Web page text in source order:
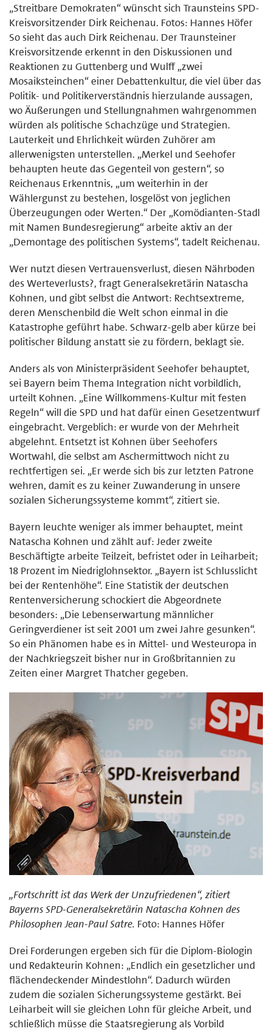
„Streitbare Demokraten“ wünscht sich Traunsteins SPD-
Kreisvorsitzender Dirk Reichenau. Fotos: Hannes Höfer
So sieht das auch Dirk Reichenau. Der Traunsteiner
Kreisvorsitzende erkennt in den Diskussionen und
Reaktionen zu Guttenberg und Wulff „zwei
Mosaiksteinchen“ einer Debattenkultur, die viel über das
Politik- und Politikerverständnis hierzulande aussagen,
wo Äußerungen und Stellungnahmen wahrgenommen
würden als politische Schachzüge und Strategien.
Lauterkeit und Ehrlichkeit würden Zuhörer am
allerwenigsten unterstellen. „Merkel und Seehofer
behaupten heute das Gegenteil von gestern“, so
Reichenaus Erkenntnis, „um weiterhin in der
Wählergunst zu bestehen, losgelöst von jeglichen
Überzeugungen oder Werten.“ Der „Komödianten-Stadl
mit Namen Bundesregierung“ arbeite aktiv an der
„Demontage des politischen Systems“, tadelt Reichenau.
Wer nutzt diesen Vertrauensverlust, diesen Nährboden
des Werteverlusts?, fragt Generalsekretärin Natascha
Kohnen, und gibt selbst die Antwort: Rechtsextreme,
deren Menschenbild die Welt schon einmal in die
Katastrophe geführt habe. Schwarz-gelb aber kürze bei
politischer Bildung anstatt sie zu fördern, beklagt sie.
Anders als von Ministerpräsident Seehofer behauptet,
sei Bayern beim Thema Integration nicht vorbildlich,
urteilt Kohnen. „Eine Willkommens-Kultur mit festen
Regeln“ will die SPD und hat dafür einen Gesetzentwurf
eingebracht. Vergeblich: er wurde von der Mehrheit
abgelehnt. Entsetzt ist Kohnen über Seehofers
Wortwahl, die selbst am Aschermittwoch nicht zu
rechtfertigen sei. „Er werde sich bis zur letzten Patrone
wehren, damit es zu keiner Zuwanderung in unsere
sozialen Sicherungssysteme kommt“, zitiert sie.
Bayern leuchte weniger als immer behauptet, meint
Natascha Kohnen und zählt auf: Jeder zweite
Beschäftigte arbeite Teilzeit, befristet oder in Leiharbeit;
18 Prozent im Niedriglohnsektor. „Bayern ist Schlusslicht
bei der Rentenhöhe“. Eine Statistik der deutschen
Rentenversicherung schockiert die Abgeordnete
besonders: „Die Lebenserwartung männlicher
Geringverdiener ist seit 2001 um zwei Jahre gesunken“.
So ein Phänomen habe es in Mittel- und Westeuropa in
der Nachkriegszeit bisher nur in Großbritannien zu
Zeiten einer Margret Thatcher gegeben.
„Fortschritt ist das Werk der Unzufriedenen“, zitiert
Bayerns SPD-Generalsekretärin Natascha Kohnen des
Philosophen Jean-Paul Satre. Foto: Hannes Höfer
Drei Forderungen ergeben sich für die Diplom-Biologin
und Redakteurin Kohnen: „Endlich ein gesetzlicher und
flächendeckender Mindestlohn“. Dadurch würden
zudem die sozialen Sicherungssysteme gestärkt. Bei
Leiharbeit will sie gleichen Lohn für gleiche Arbeit, und
schließlich müsse die Staatsregierung als Vorbild